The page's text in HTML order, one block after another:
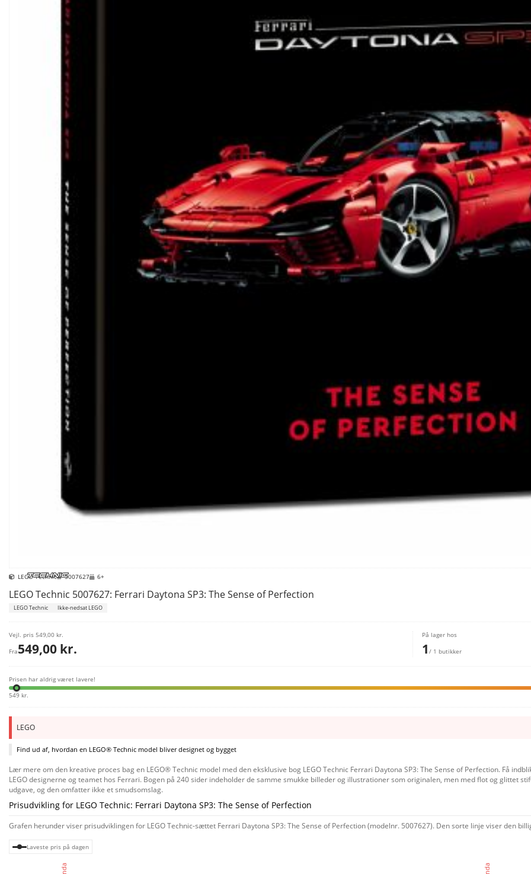
LEGO Technic 5007627 6+
LEGO Technic 5007627: Ferrari Daytona SP3: The Sense of Perfection
LEGO Technic Ikke-nedsat LEGO
Vejl. pris 549,00 kr.
Fra549,00 kr.
På lager hos
1 / 1 butikker
Prisen har aldrig været lavere!
549 kr.
LEGO
Find ud af, hvordan en LEGO® Technic model bliver designet og bygget
Lær mere om den kreative proces bag en LEGO® Technic model med den eksklusive bog LEGO Technic Ferrari Daytona SP3: The Sense of Perfection. Få
LEGO designerne og teamet hos Ferrari. Bogen på 240 sider indeholder de samme smukke billeder og illustrationer som originalen, men med flot og glittet
udgave, og den omfatter ikke et smudsomslag.
Prisudvikling for LEGO Technic: Ferrari Daytona SP3: The Sense of Perfection
Grafen herunder viser prisudviklingen for LEGO Technic-sættet Ferrari Daytona SP3: The Sense of Perfection (modelnr. 5007627). Den sorte linje viser den
Laveste pris på dagen